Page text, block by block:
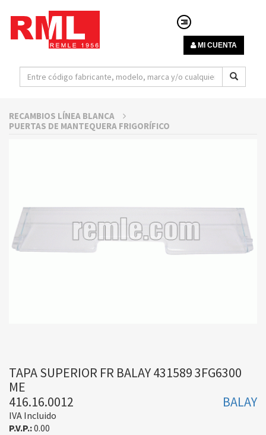
MI CUENTA
RECAMBIOS LÍNEA BLANCA
PUERTAS DE MANTEQUERA FRIGORÍFICO
TAPA SUPERIOR FR BALAY 431589 3FG6300
ME
416.16.0012
BALAY
IVA Incluido
P.V.P.:0.00